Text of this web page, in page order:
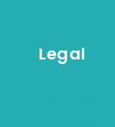
Legal